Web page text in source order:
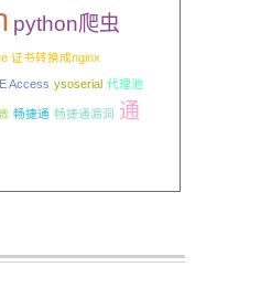
python爬虫
证书转换成nginx
Access ysoserial 代理池
畅捷通 畅捷通漏洞 通